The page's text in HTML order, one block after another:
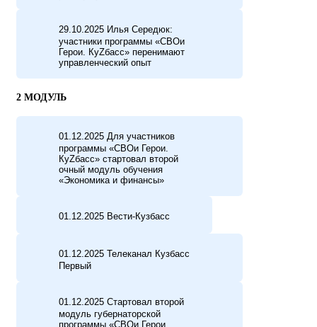
29.10.2025 Илья Середюк:
участники программы «СВОи
Герои. КуZбасс» перенимают
управленческий опыт
2 МОДУЛЬ
01.12.2025 Для участников
программы «СВОи Герои.
КуZбасс» стартовал второй
очный модуль обучения
«Экономика и финансы»
01.12.2025 Вести-Кузбасс
01.12.2025 Телеканал Кузбасс
Первый
01.12.2025 Стартовал второй
модуль губернаторской
программы «СВОи Герои.